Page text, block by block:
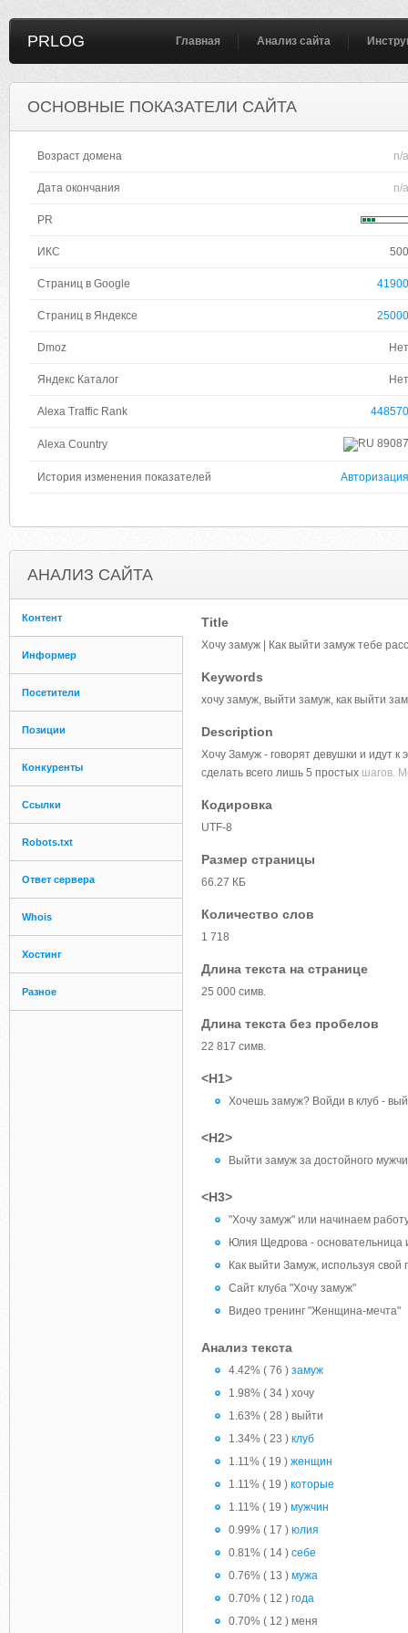
PRLOG Главная Анализ сайта
ОСНОВНЫЕ ПОКАЗАТЕЛИ САЙТА
Возраст домена n/a
Дата окончания n/a
PR
ИКС 500
Страниц в Google 41900
Страниц в Яндексе 25000
Dmoz Нет
Яндекс Каталог Нет
Alexa Traffic Rank 448570
Alexa Country 89087
История изменения показателей Авторизация
АНАЛИЗ САЙТА
Контент
Информер
Посетители
Позиции
Конкуренты
Ссылки
Robots.txt
Ответ сервера
Whois
Хостинг
Разное
Title
Хочу замуж | Как выйти замуж тебе
Keywords
хочу замуж, выйти замуж, как выйти
Description
Хочу Замуж - говорят девушки и идут к
сделать всего лишь 5 простых шагов.
Кодировка
UTF-8
Размер страницы
66.27 КБ
Количество слов
1 718
Длина текста на странице
25 000 симв.
Длина текста без пробелов
22 817 симв.
<H1>
Хочешь замуж? Войди в клуб -
<H2>
Выйти замуж за достойного
<H3>
"Хочу замуж" или начинаем
Юлия Щедрова - основательница
Как выйти Замуж, используя
Сайт клуба "Хочу замуж"
Видео тренинг "Женщина-мечта"
Анализ текста
4.42% ( 76 ) замуж
1.98% ( 34 ) хочу
1.63% ( 28 ) выйти
1.34% ( 23 ) клуб
1.11% ( 19 ) женщин
1.11% ( 19 ) которые
1.11% ( 19 ) мужчин
0.99% ( 17 ) юлия
0.81% ( 14 ) себе
0.76% ( 13 ) мужа
0.70% ( 12 ) года
0.70% ( 12 ) меня